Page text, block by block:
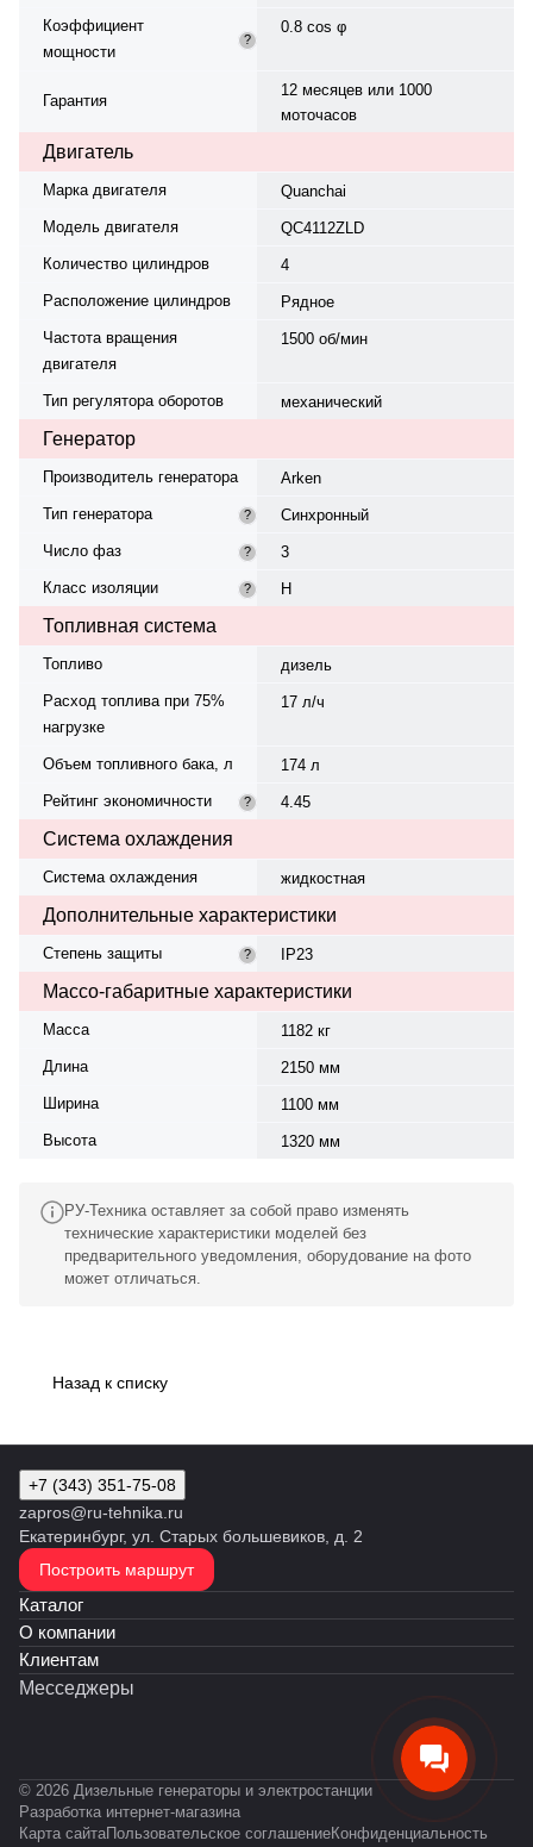
Коэффициент
мощности
?
0.8 cos φ
Гарантия
12 месяцев или 1000
моточасов
Двигатель
Марка двигателя
Quanchai
Модель двигателя
QC4112ZLD
Количество цилиндров
4
Расположение цилиндров
Рядное
Частота вращения
двигателя
1500 об/мин
Тип регулятора оборотов механический
Генератор
Производитель генератора
Arken
Тип генератора
?
Синхронный
Число фаз
?
3
Класс изоляции
? H
Топливная система
Топливо
дизель
Расход топлива при 75%
нагрузке
17 л/ч
Объем топливного бака, л
174 л
Рейтинг экономичности
? 4.45
Система охлаждения
Система охлаждения жидкостная
Дополнительные характеристики
Степень защиты ? IP23
Массо-габаритные характеристики
Масса
1182 кг
Длина
2150 мм
Ширина
1100 мм
Высота
1320 мм
РУ-Техника оставляет за собой право изменять
технические характеристики моделей без
предварительного уведомления, оборудование на фото
может отличаться.
Назад к списку
+7 (343) 351-75-08
zapros@ru-tehnika.ru
Екатеринбург, ул. Старых большевиков, д. 2
Построить маршрут
Каталог
О компании
Клиентам
Месседжеры
© 2026 Дизельные генераторы и электростанции
Разработка интернет-магазина
Карта сайтаПользовательское соглашениеКонфиденциальность